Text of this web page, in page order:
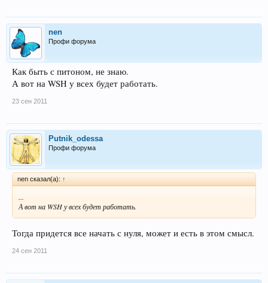
nen
Профи форума
Как быть с питоном, не знаю.
А вот на WSH у всех будет работать.
23 сен 2011
Putnik_odessa
Профи форума
nen сказал(а): ↑
...
А вот на WSH у всех будет работать.
Тогда придется все начать с нуля, может и есть в этом смысл.
24 сен 2011